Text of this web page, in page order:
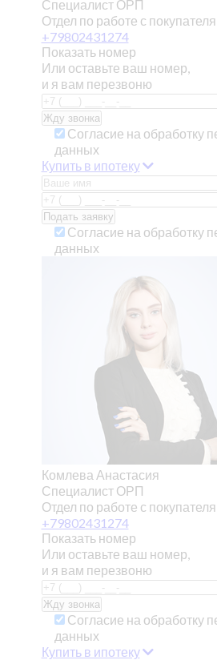
Специалист ОРП
Отдел по работе с
+79802431274
Показать номер
Или оставьте ваш номер,
и я вам перезвоню
Согласие на обработку
данных
Купить в ипотеку
Согласие на обработку
данных
Комлева Анастасия
Специалист ОРП
Отдел по работе с
+79802431274
Показать номер
Или оставьте ваш номер,
и я вам перезвоню
Согласие на обработку
данных
Купить в ипотеку